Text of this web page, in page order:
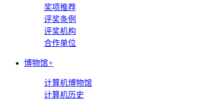
奖项推荐
评奖条例
评奖机构
合作单位
博物馆+
计算机博物馆
计算机历史